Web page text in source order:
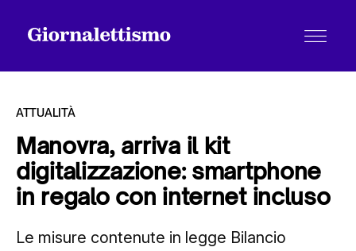
Tutti gli articoli
Chi siamo
ATTUALITÀ
Manovra, arriva il kit
digitalizzazione: smartphone
in regalo con internet incluso
Le misure contenute in legge Bilancio